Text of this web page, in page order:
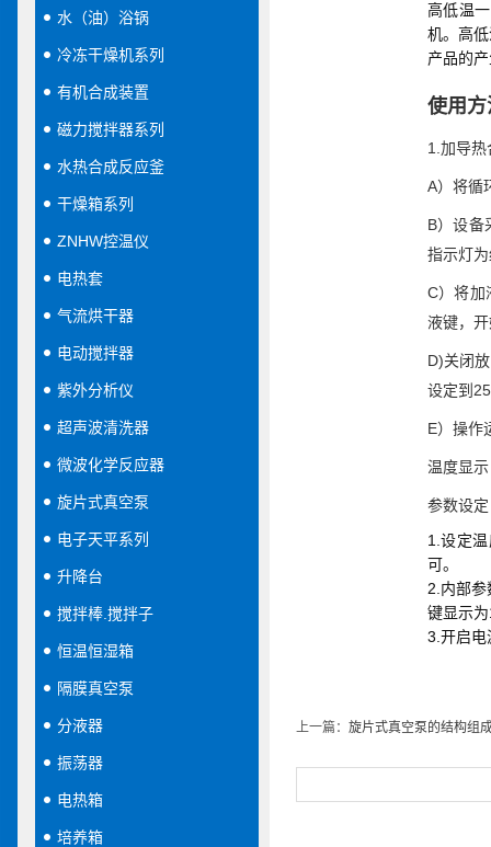
水（油）浴锅
冷冻干燥机系列
有机合成装置
磁力搅拌器系列
水热合成反应釜
干燥箱系列
ZNHW控温仪
电热套
气流烘干器
电动搅拌器
紫外分析仪
超声波清洗器
微波化学反应器
旋片式真空泵
电子天平系列
升降台
搅拌棒.搅拌子
恒温恒湿箱
隔膜真空泵
分液器
振荡器
电热箱
培养箱
高低温
机。高
产品的
使用方
1.加导热
A）将循
B）设备
指示灯
C）将加
液键，
D)关闭
设定到
E）操作
温度显
参数设
1.设定
可。
2.内部
键显示
3.开启电
上一篇： 旋片式真空泵的结构组